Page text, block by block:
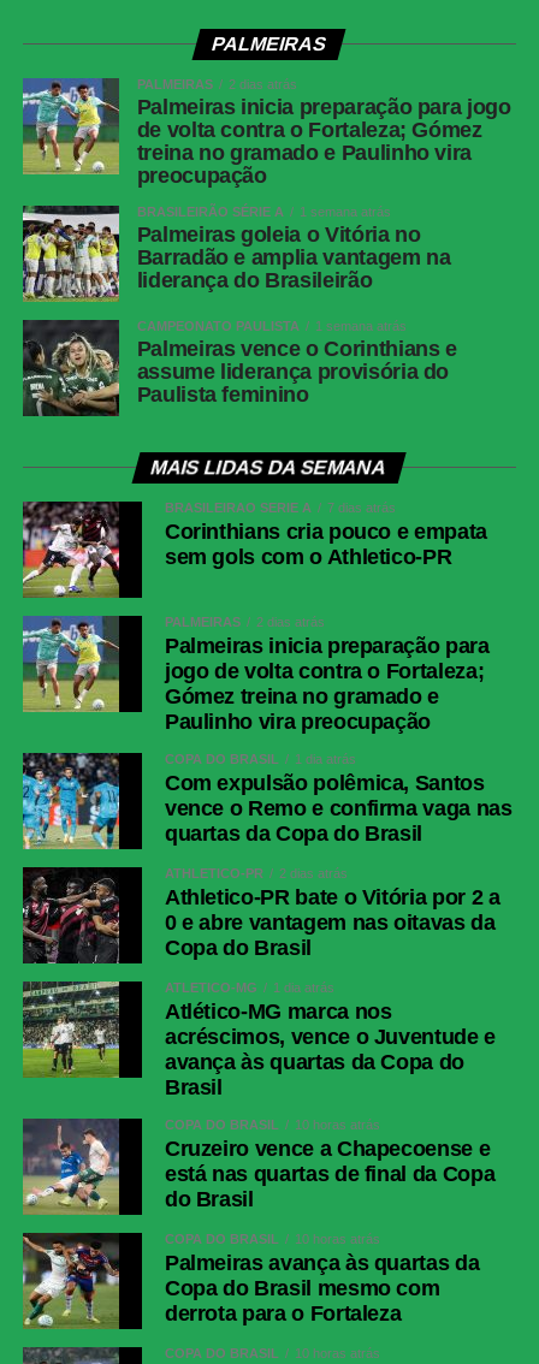
PALMEIRAS
PALMEIRAS 2 dias atrás
Palmeiras inicia preparação para jogo
de volta contra o Fortaleza; Gómez
treina no gramado e Paulinho vira
preocupação
BRASILEIRÃO SÉRIE A 1 semana atrás
Palmeiras goleia o Vitória no
Barradão e amplia vantagem na
liderança do Brasileirão
CAMPEONATO PAULISTA 1 semana atrás
Palmeiras vence o Corinthians e
assume liderança provisória do
Paulista feminino
MAIS LIDAS DA SEMANA
BRASILEIRÃO SÉRIE A 7 dias atrás
Corinthians cria pouco e empata
sem gols com o Athletico-PR
PALMEIRAS 2 dias atrás
Palmeiras inicia preparação para
jogo de volta contra o Fortaleza;
Gómez treina no gramado e
Paulinho vira preocupação
COPA DO BRASIL 1 dia atrás
Com expulsão polêmica, Santos
vence o Remo e confirma vaga nas
quartas da Copa do Brasil
ATHLETICO-PR 2 dias atrás
Athletico-PR bate o Vitória por 2 a
0 e abre vantagem nas oitavas da
Copa do Brasil
ATLÉTICO-MG 1 dia atrás
Atlético-MG marca nos
acréscimos, vence o Juventude e
avança às quartas da Copa do
Brasil
COPA DO BRASIL 10 horas atrás
Cruzeiro vence a Chapecoense e
está nas quartas de final da Copa
do Brasil
COPA DO BRASIL 10 horas atrás
Palmeiras avança às quartas da
Copa do Brasil mesmo com
derrota para o Fortaleza
COPA DO BRASIL 10 horas atrás